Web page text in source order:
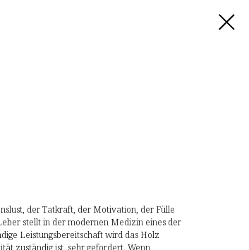
der Tatkraft, der Motivation, der Fülle
stellt in der modernen Medizin eines der
Leistungsbereitschaft wird das Holz
zuständig ist, sehr gefordert. Wenn